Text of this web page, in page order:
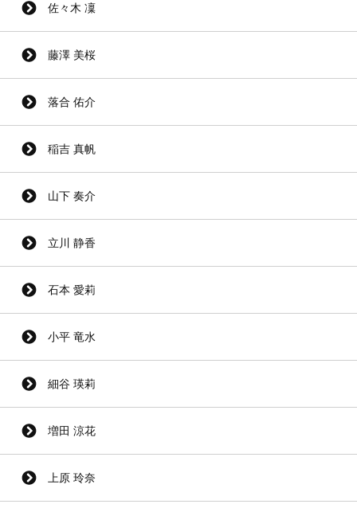
佐々木 凜
藤澤 美桜
落合 佑介
稲吉 真帆
山下 奏介
立川 静香
石本 愛莉
小平 竜水
細谷 瑛莉
増田 涼花
上原 玲奈